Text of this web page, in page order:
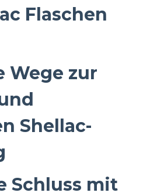
Flaschen
Wege zur
Shellac-
Schluss mit